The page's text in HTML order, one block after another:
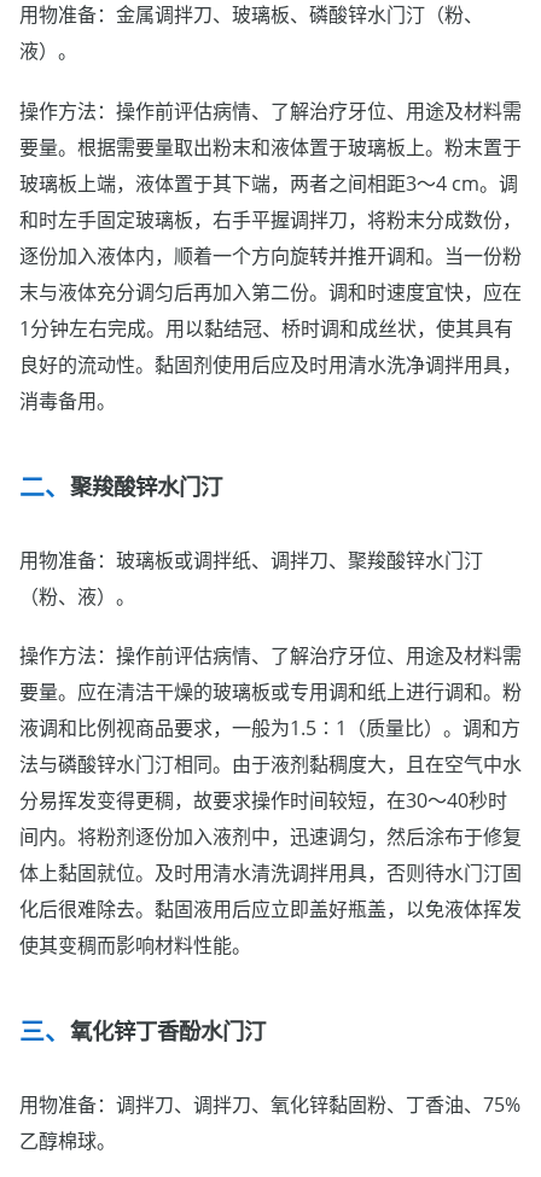
用物准备：金属调拌刀、玻璃板、磷酸锌水门汀（粉、
液）。
操作方法：操作前评估病情、了解治疗牙位、用途及材料需
要量。根据需要量取出粉末和液体置于玻璃板上。粉末置于
玻璃板上端，液体置于其下端，两者之间相距3～4 cm。调
和时左手固定玻璃板，右手平握调拌刀，将粉末分成数份，
逐份加入液体内，顺着一个方向旋转并推开调和。当一份粉
末与液体充分调匀后再加入第二份。调和时速度宜快，应在
1分钟左右完成。用以黏结冠、桥时调和成丝状，使其具有
良好的流动性。黏固剂使用后应及时用清水洗净调拌用具，
消毒备用。
聚羧酸锌水门汀
用物准备：玻璃板或调拌纸、调拌刀、聚羧酸锌水门汀
（粉、液）。
操作方法：操作前评估病情、了解治疗牙位、用途及材料需
要量。应在清洁干燥的玻璃板或专用调和纸上进行调和。粉
液调和比例视商品要求，一般为1.5∶1（质量比）。调和方
法与磷酸锌水门汀相同。由于液剂黏稠度大，且在空气中水
分易挥发变得更稠，故要求操作时间较短，在30～40秒时
间内。将粉剂逐份加入液剂中，迅速调匀，然后涂布于修复
体上黏固就位。及时用清水清洗调拌用具，否则待水门汀固
化后很难除去。黏固液用后应立即盖好瓶盖，以免液体挥发
使其变稠而影响材料性能。
氧化锌丁香酚水门汀
用物准备：调拌刀、调拌刀、氧化锌黏固粉、丁香油、75%
乙醇棉球。